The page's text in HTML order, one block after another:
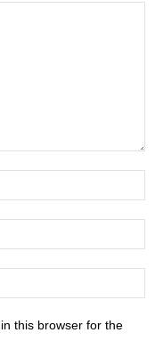
this browser for the